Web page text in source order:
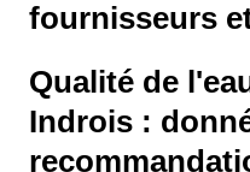
fournisseurs
Qualité de
Indrois :